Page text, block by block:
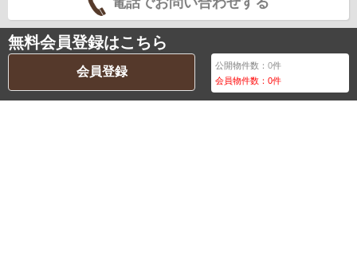
無料会員登録はこちら
会員登録 公開物件数：0件
会員物件数：0件